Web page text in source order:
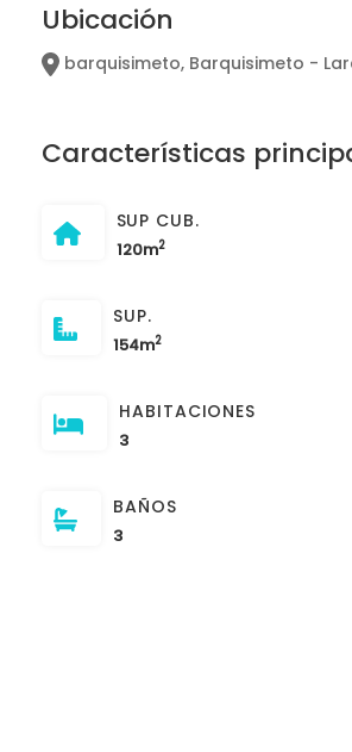
Ubicación
barquisimeto, Barquisimeto -
Características
SUP CUB.
120m2
SUP.
154m2
HABITACIONES
3
BAÑOS
3